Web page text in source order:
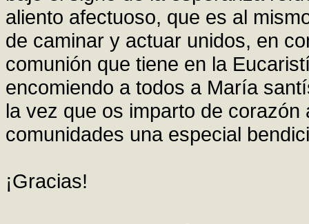
aliento afectuoso, que es al
de caminar y actuar unidos, en
comunión que tiene en la
encomiendo a todos a María
la vez que os imparto de
comunidades una especial
¡Gracias!